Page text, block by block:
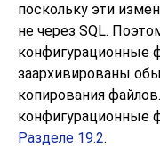
поскольку эти
не через SQL.
конфигурационные
заархивированы
копирования
конфигурационные
Разделе 19.2.